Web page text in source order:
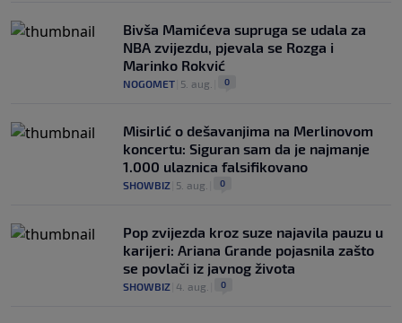
Bivša Mamićeva supruga se udala za
NBA zvijezdu, pjevala se Rozga i
Marinko Rokvić
NOGOMET 5. aug. 0
Misirlić o dešavanjima na Merlinovom
koncertu: Siguran sam da je najmanje
1.000 ulaznica falsifikovano
SHOWBIZ 5. aug. 0
Pop zvijezda kroz suze najavila pauzu u
karijeri: Ariana Grande pojasnila zašto
se povlači iz javnog života
SHOWBIZ 4. aug. 0